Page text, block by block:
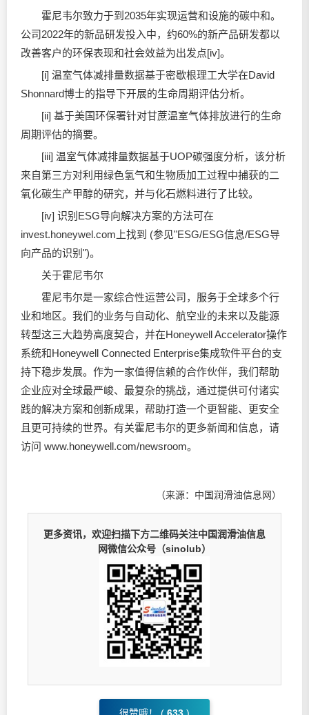
霍尼韦尔致力于到2035年实现运营和设施的碳中和。
公司2022年的新品研发投入中，约60%的新产品研发都以
改善客户的环保表现和社会效益为出发点[iv]。
[i] 温室气体减排量数据基于密歇根理工大学在David
Shonnard博士的指导下开展的生命周期评估分析。
[ii] 基于美国环保署针对甘蔗温室气体排放进行的生命
周期评估的摘要。
[iii] 温室气体减排量数据基于UOP碳强度分析，该分析
来自第三方对利用绿色氢气和生物质加工过程中捕获的二
氧化碳生产甲醇的研究，并与化石燃料进行了比较。
[iv] 识别ESG导向解决方案的方法可在
invest.honeywel.com上找到 (参见"ESG/ESG信息/ESG导
向产品的识别")。
关于霍尼韦尔
霍尼韦尔是一家综合性运营公司，服务于全球多个行
业和地区。我们的业务与自动化、航空业的未来以及能源
转型这三大趋势高度契合，并在Honeywell Accelerator操作
系统和Honeywell Connected Enterprise集成软件平台的支
持下稳步发展。作为一家值得信赖的合作伙伴，我们帮助
企业应对全球最严峻、最复杂的挑战，通过提供可付诸实
践的解决方案和创新成果，帮助打造一个更智能、更安全
且更可持续的世界。有关霍尼韦尔的更多新闻和信息，请
访问 www.honeywell.com/newsroom。
（来源：中国润滑油信息网）
更多资讯，欢迎扫描下方二维码关注中国润滑油信息
网微信公众号（sinolub）
很赞哦！ ( 633 )